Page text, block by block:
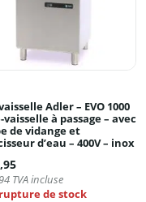
Adler – EVO 1000
vaisselle à passage – avec
de vidange et
d’eau – 400V – inox
TVA incluse
de stock